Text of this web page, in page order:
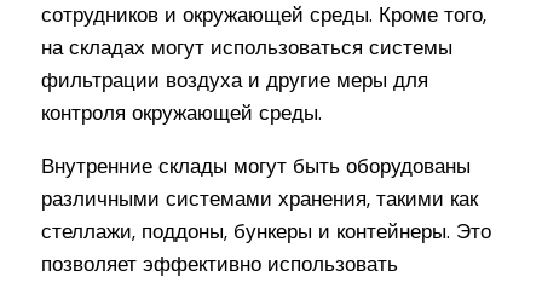
сотрудников и окружающей среды. Кроме того,
на складах могут использоваться системы
фильтрации воздуха и другие меры для
контроля окружающей среды.
Внутренние склады могут быть оборудованы
различными системами хранения, такими как
стеллажи, поддоны, бункеры и контейнеры. Это
позволяет эффективно использовать